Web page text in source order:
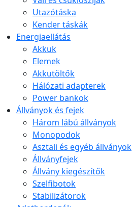
Utazótáska
Kender táskák
Energiaellátás
Akkuk
Elemek
Akkutöltők
Hálózati adapterek
Power bankok
Állványok és fejek
Három lábú állványok
Monopodok
Asztali és egyéb állványok
Állványfejek
Állvány kiegészítők
Szelfibotok
Stabilizátorok